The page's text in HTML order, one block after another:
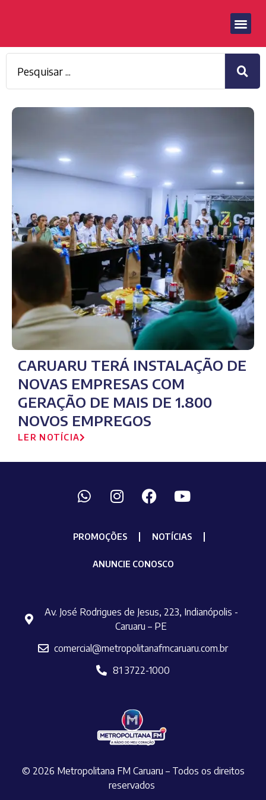
CARUARU TERÁ INSTALAÇÃO DE
NOVAS EMPRESAS COM
GERAÇÃO DE MAIS DE 1.800
NOVOS EMPREGOS
LER NOTÍCIA
PROMOÇÕES NOTÍCIAS
ANUNCIE CONOSCO
Av. José Rodrigues de Jesus, 223, Indianópolis -
Caruaru – PE
comercial@metropolitanafmcaruaru.com.br
81 3722-1000
© 2026 Metropolitana FM Caruaru – Todos os direitos
reservados